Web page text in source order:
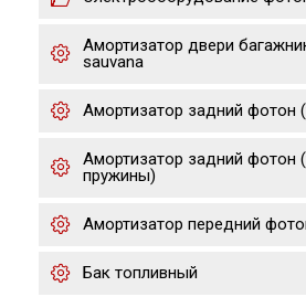
Амортизатор двери
sauvana
Амортизатор задний фотон
Амортизатор задний фотон
пружины)
Амортизатор передний
Бак топливный